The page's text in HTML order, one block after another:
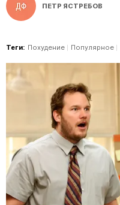
ПЕТР ЯСТРЕБОВ
Теги: Похудение Популярное